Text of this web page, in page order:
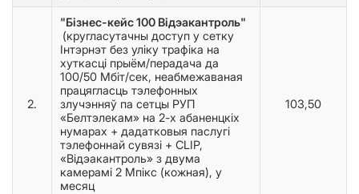
2.
"Бізнес-кейс 100 Відэакантроль"
(кругласутачны доступ у сетку
Інтэрнэт без уліку трафіка на
хуткасці прыём/перадача да
100/50 Мбіт/сек, неабмежаваная
працягласць тэлефонных
злучэнняў па сетцы РУП
«Белтэлекам» на 2-х абаненцкіх
нумарах + дадатковыя паслугі
тэлефоннай сувязі + CLIP,
«Відэакантроль» з двума
камерамі 2 Мпікс (кожная), у
месяц
103,50